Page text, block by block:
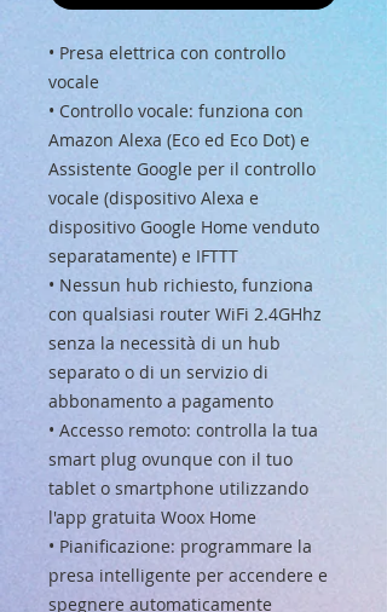
• Presa elettrica con controllo
vocale
• Controllo vocale: funziona con
Amazon Alexa (Eco ed Eco Dot) e
Assistente Google per il controllo
vocale (dispositivo Alexa e
dispositivo Google Home venduto
separatamente) e IFTTT
• Nessun hub richiesto, funziona
con qualsiasi router WiFi 2.4GHhz
senza la necessità di un hub
separato o di un servizio di
abbonamento a pagamento
• Accesso remoto: controlla la tua
smart plug ovunque con il tuo
tablet o smartphone utilizzando
l'app gratuita Woox Home
• Pianificazione: programmare la
presa intelligente per accendere e
spegnere automaticamente